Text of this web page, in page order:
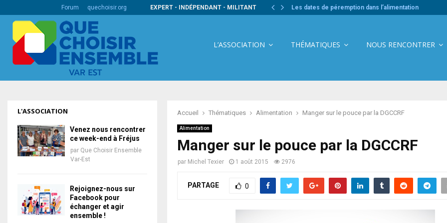
Forum quechoisir.org EXPERT - INDÉPENDANT - MILITANT
barres internationaux Les dates de péremption dans l’alimentation
L’ASSOCIATION THÉMATIQUES NOUS RENCONTRER
Accueil Thématiques Alimentation Manger sur le pouce par la DGCCRF
Alimentation
Manger sur le pouce par la DGCCRF
par Michel Texier 1 août 2015 2976
PARTAGE 0
L'ASSOCIATION
Venez nous rencontrer
ce week-end à Fréjus
par Que Choisir Ensemble
Var-Est
Rejoignez-nous sur
Facebook pour
échanger et agir
ensemble !